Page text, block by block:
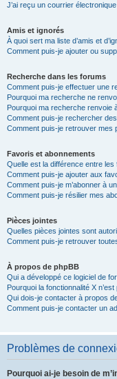
J’ai reçu un courrier
Amis et ignorés
À quoi sert ma liste d’amis et
Comment puis-je ajouter ou
Recherche dans les forums
Comment puis-je effectuer une
Pourquoi ma recherche ne
Pourquoi ma recherche renvoie
Comment puis-je rechercher
Comment puis-je retrouver mes
Favoris et abonnements
Quelle est la différence entre
Comment puis-je ajouter aux
Comment puis-je m’abonner à
Comment puis-je résilier mes
Pièces jointes
Quelles pièces jointes sont
Comment puis-je retrouver
À propos de phpBB
Qui a développé ce logiciel de
Pourquoi la fonctionnalité X
Qui dois-je contacter à propos
Comment puis-je contacter un
Problèmes de
Pourquoi ai-je besoin de